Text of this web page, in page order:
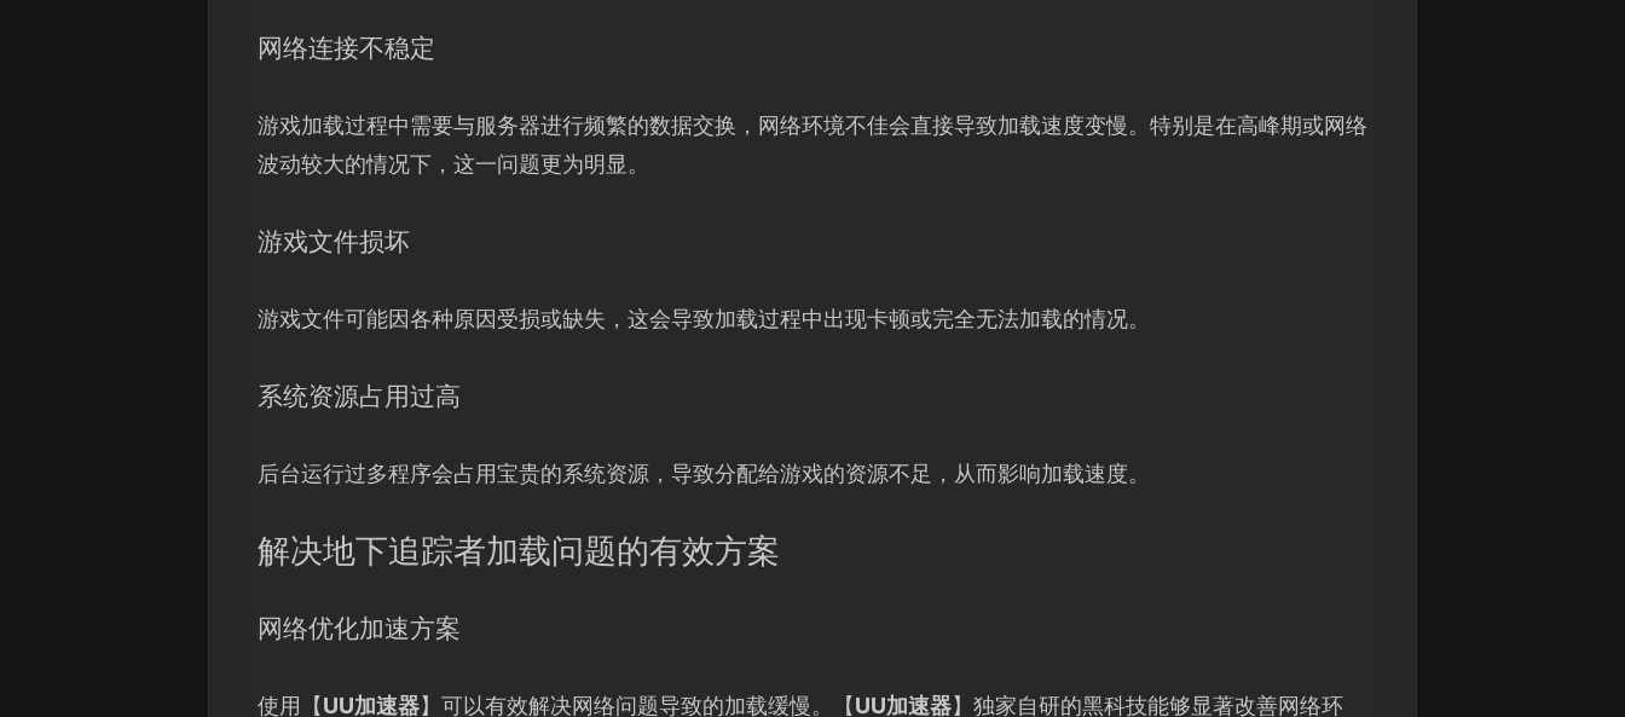
网络连接不稳定
游戏加载过程中需要与服务器进行频繁的数据交换，网络环境不佳会直接导致加载速度变慢。特别是在高峰期或网络
波动较大的情况下，这一问题更为明显。
游戏文件损坏
游戏文件可能因各种原因受损或缺失，这会导致加载过程中出现卡顿或完全无法加载的情况。
系统资源占用过高
后台运行过多程序会占用宝贵的系统资源，导致分配给游戏的资源不足，从而影响加载速度。
解决地下追踪者加载问题的有效方案
网络优化加速方案
使用【UU加速器】可以有效解决网络问题导致的加载缓慢。【UU加速器】独家自研的黑科技能够显著改善网络环